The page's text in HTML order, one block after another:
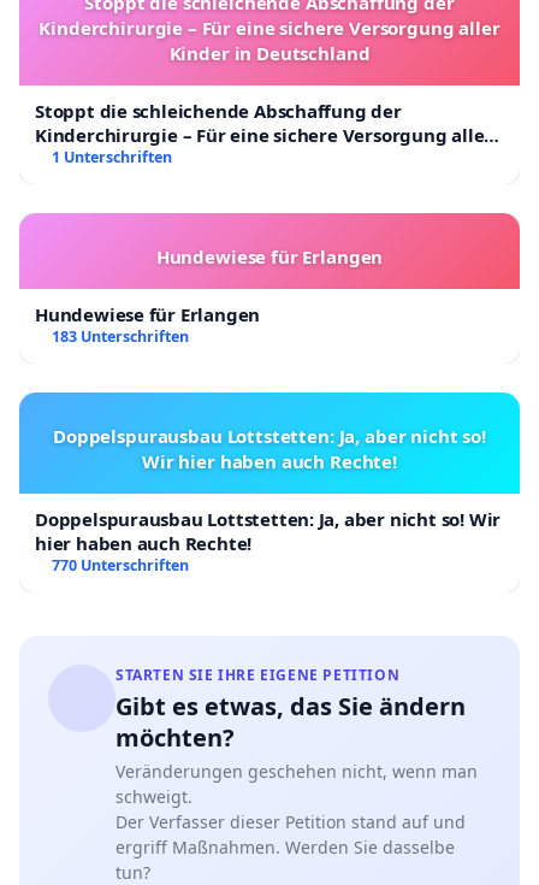
Kinderchirurgie – Für eine sichere Versorgung aller
Kinder in Deutschland
Stoppt die schleichende Abschaffung der
Kinderchirurgie – Für eine sichere Versorgung aller
Kinder in Deutschland
1 Unterschriften
Hundewiese für Erlangen
Hundewiese für Erlangen
183 Unterschriften
Doppelspurausbau Lottstetten: Ja, aber nicht so!
Wir hier haben auch Rechte!
Doppelspurausbau Lottstetten: Ja, aber nicht so! Wir
hier haben auch Rechte!
770 Unterschriften
STARTEN SIE IHRE EIGENE PETITION
Gibt es etwas, das Sie ändern
möchten?
Veränderungen geschehen nicht, wenn man
schweigt.
Der Verfasser dieser Petition stand auf und
ergriff Maßnahmen. Werden Sie dasselbe
tun?